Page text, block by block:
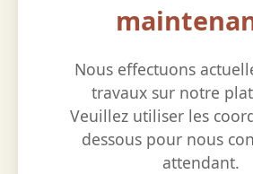
Nous effectuons
travaux sur notre
Veuillez utiliser les
dessous pour nous
attendant.